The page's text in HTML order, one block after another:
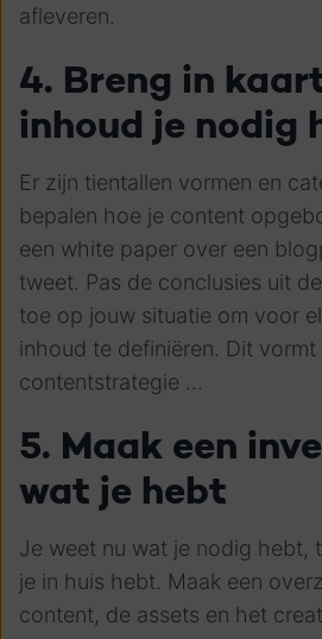
afleveren.
4. Breng in
inhoud je nodig
Er zijn tientallen vormen en
bepalen hoe je content
een white paper over een
tweet. Pas de conclusies uit
toe op jouw situatie om voor
inhoud te definiëren. Dit vormt
contentstrategie …
5. Maak een
wat je hebt
Je weet nu wat je nodig hebt,
je in huis hebt. Maak een
content, de assets en het